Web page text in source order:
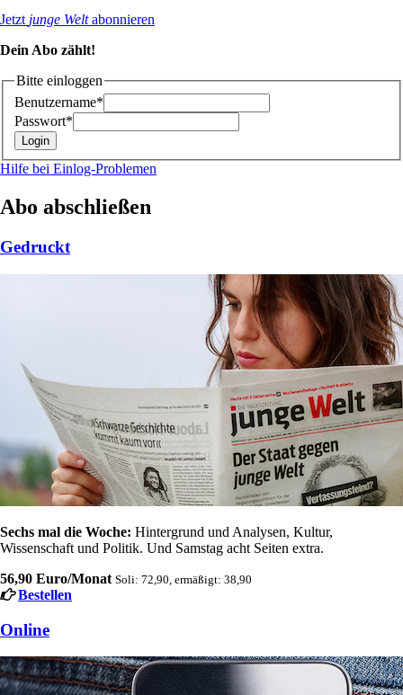
Jetzt junge Weltabonnieren
Dein Abo zählt!
Bitte einloggen
Benutzername*
Passwort*
Hilfe bei Einlog-Problemen
Abo abschließen
Gedruckt
Sechs mal die Woche: Hintergrund und Analysen, Kultur,
Wissenschaft und Politik. Und Samstag acht Seiten extra.
56,90 Euro/Monat Soli: 72,90, ermäßigt: 38,90
Bestellen
Online